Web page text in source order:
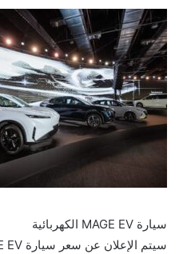
سيارة MAGE EV الكهربائية
سيتم الإعلان عن سعر سيارة MAGE EV قريبا.